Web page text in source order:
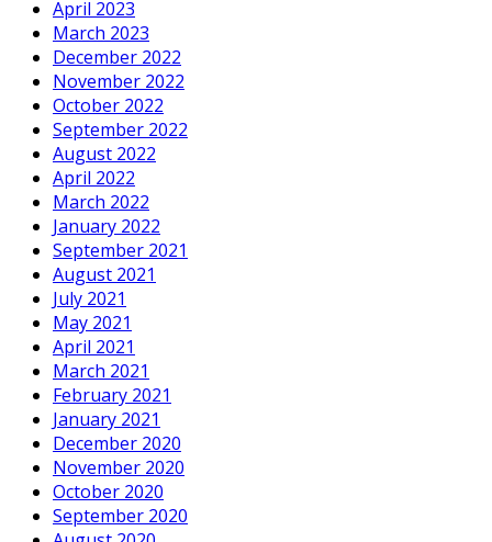
April 2023
March 2023
December 2022
November 2022
October 2022
September 2022
August 2022
April 2022
March 2022
January 2022
September 2021
August 2021
July 2021
May 2021
April 2021
March 2021
February 2021
January 2021
December 2020
November 2020
October 2020
September 2020